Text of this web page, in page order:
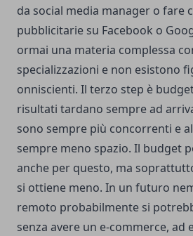
da social media manager o fare
pubblicitarie su Facebook o
ormai una materia complessa
specializzazioni e non esistono
onniscienti. Il terzo step è
risultati tardano sempre ad
sono sempre più concorrenti e
sempre meno spazio. Il budget
anche per questo, ma
si ottiene meno. In un futuro
remoto probabilmente si
senza avere un e-commerce, ad